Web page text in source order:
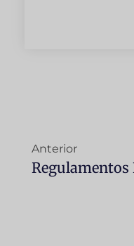
Anterior